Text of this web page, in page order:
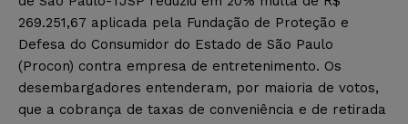
269.251,67 aplicada pela Fundação de Proteção e
Defesa do Consumidor do Estado de São Paulo
(Procon) contra empresa de entretenimento. Os
desembargadores entenderam, por maioria de votos,
que a cobrança de taxas de conveniência e de retirada